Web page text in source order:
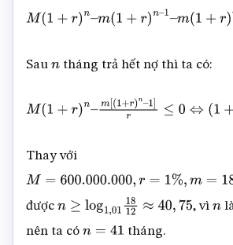
M( 1+ r n – (1+r) n 1 – +r)n – – …
Sau ntháng trả hết nợ thì ta có:
M( 1+ r n – r) ≤0 ⇔ (1+r) ≥
Thay với
M= 600.000.000,r=1% =18.000 .000
được n≥log1,0118 12 ≈40 ,75 , vìn
nên ta có n=41 tháng.